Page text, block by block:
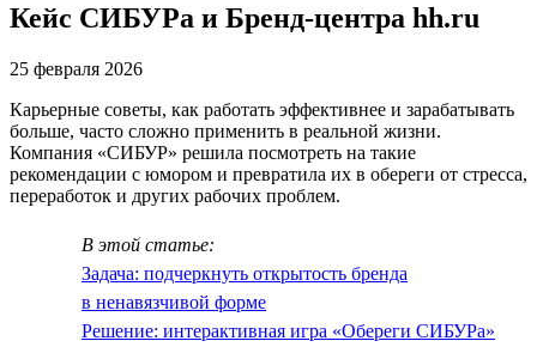
Кейс СИБУРа и Бренд-центра hh.ru
25 февраля 2026
Карьерные советы, как работать эффективнее и зарабатывать
больше, часто сложно применить в реальной жизни.
Компания «СИБУР» решила посмотреть на такие
рекомендации с юмором и превратила их в обереги от стресса,
переработок и других рабочих проблем.
В этой статье:
Задача: подчеркнуть открытость бренда
в ненавязчивой форме
Решение: интерактивная игра «Обереги СИБУРа»